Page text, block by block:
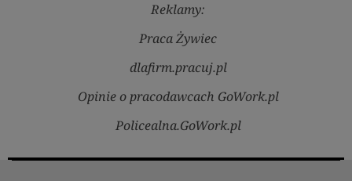
Reklamy:
Praca Żywiec
dlafirm.pracuj.pl
Opinie o pracodawcach GoWork.pl
Policealna.GoWork.pl